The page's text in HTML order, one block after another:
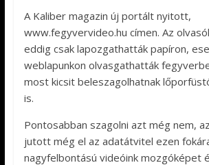
A Kaliber magazin új portált nyitott,
www.fegyvervideo.hu címen. Az
eddig csak lapozgathatták papíron,
weblapunkon olvasgathatták
most kicsit beleszagolhatnak
is.
Pontosabban szagolni azt még nem,
jutott még el az adatátvitel ezen
nagyfelbontású videóink mozgóképet